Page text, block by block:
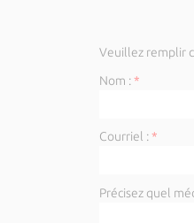
Veuillez remplir
Nom :*
Courriel :*
Précisez quel